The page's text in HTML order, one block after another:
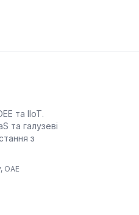
та IIoT.
та галузеві
з
ОАЕ